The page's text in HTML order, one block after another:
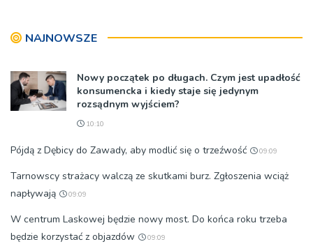
NAJNOWSZE
Nowy początek po długach. Czym jest upadłość
konsumencka i kiedy staje się jedynym
rozsądnym wyjściem?
10:10
Pójdą z Dębicy do Zawady, aby modlić się o trzeźwość 09:09
Tarnowscy strażacy walczą ze skutkami burz. Zgłoszenia wciąż
napływają
09:09
W centrum Laskowej będzie nowy most. Do końca roku trzeba
będzie korzystać z objazdów
09:09